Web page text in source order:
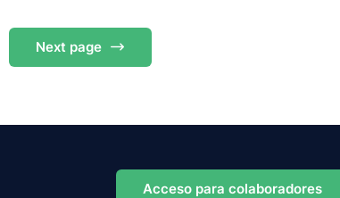
Next page
Acceso para colaboradores